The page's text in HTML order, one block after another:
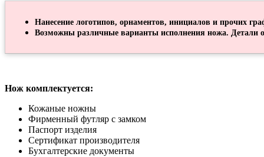
Нанесение логотипов, орнаментов, инициалов и прочих
Возможны различные варианты исполнения ножа. Детали
Нож комплектуется:
Кожаные ножны
Фирменный футляр с замком
Паспорт изделия
Сертификат производителя
Бухгалтерские документы